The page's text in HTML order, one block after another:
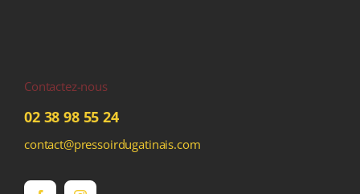
Contactez-nous
02 38 98 55 24
contact@pressoirdugatinais.com